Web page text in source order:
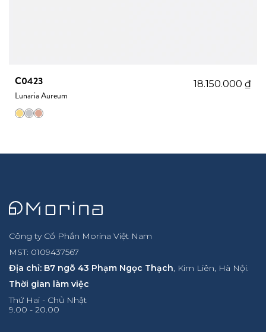
C0423
Lunaria Aureum
18.150.000 ₫
Công ty Cổ Phần Morina Việt Nam
MST: 0109437567
Địa chỉ: B7 ngõ 43 Phạm Ngọc Thạch, Kim Liên, Hà Nội.
Thời gian làm việc
Thứ Hai - Chủ Nhật
9.00 - 20.00